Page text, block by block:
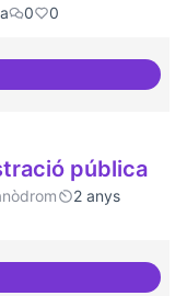
0 0
repositori de
pública
2 anys
de l'administració